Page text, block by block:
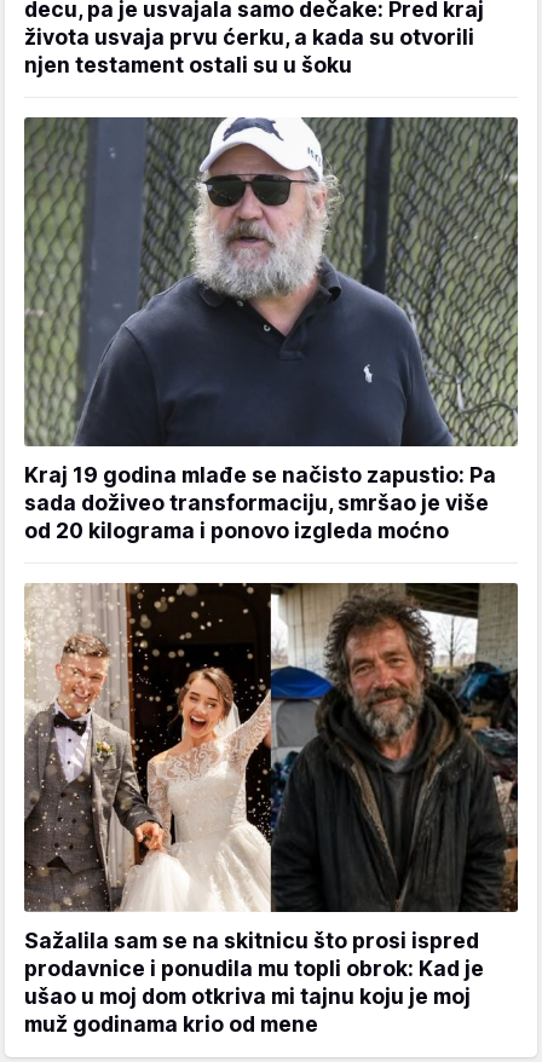
decu, pa je usvajala samo dečake: Pred kraj
života usvaja prvu ćerku, a kada su otvorili
njen testament ostali su u šoku
Kraj 19 godina mlađe se načisto zapustio: Pa
sada doživeo transformaciju, smršao je više
od 20 kilograma i ponovo izgleda moćno
Sažalila sam se na skitnicu što prosi ispred
prodavnice i ponudila mu topli obrok: Kad je
ušao u moj dom otkriva mi tajnu koju je moj
muž godinama krio od mene